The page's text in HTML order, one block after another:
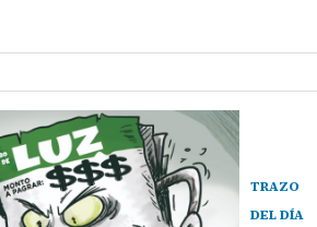
TRAZO
DEL DÍA